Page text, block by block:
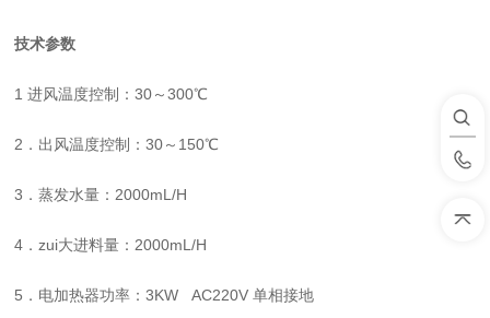
技术参数
1进风温度控制：30～300℃
2 ．出风温度控制：30～ 150℃
3 ．蒸发水量： 2000mL/H
4 ．zui大进料量： 2000mL/H
5 ．电加热器功率：3KW AC220V单相接地